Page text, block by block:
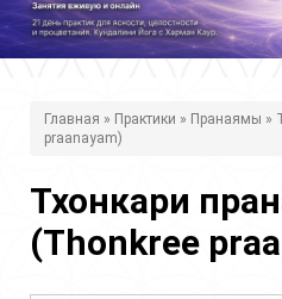
з
д
Главная » Практики » Пранаямы »
praanayam)
Тхонкари
(Thonkree